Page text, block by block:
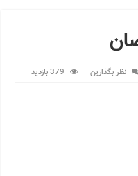
نظر بگذارین 379 بازدید